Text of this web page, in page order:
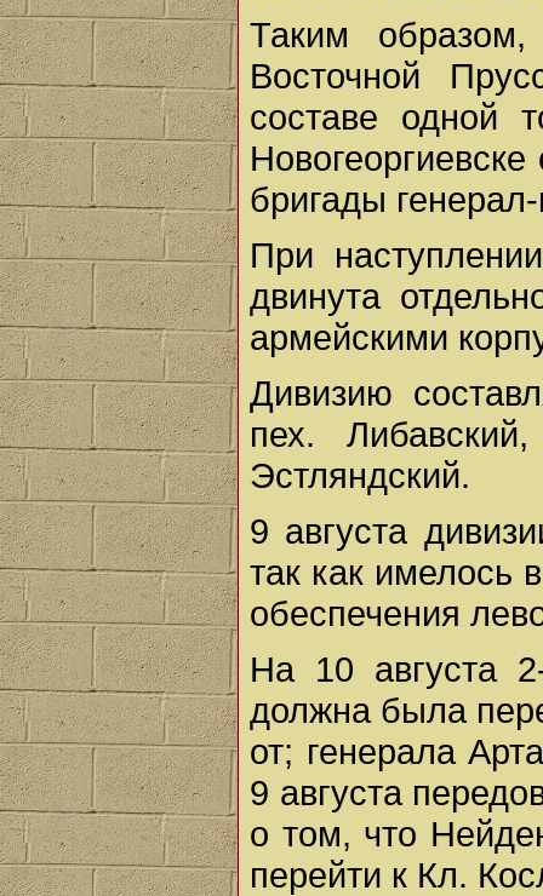
Таким
Восточной
составе одной
бригады
При
двинута
армейскими
Дивизию
пех.
Эстляндский.
9 августа
так как имелось
обеспечения
На 10 августа
должна была
от; генерала
9 августа
о том, что
перейти к Кл.